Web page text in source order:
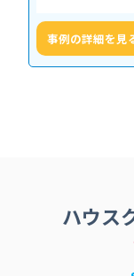
事例の詳細を見
ハウス